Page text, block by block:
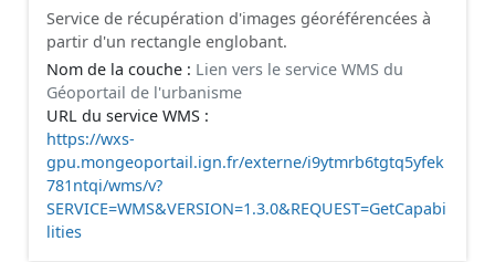
Service de récupération d'images géoréférencées à
partir d'un rectangle englobant.
Nom de la couche : Lien vers le service WMS du
Géoportail de l'urbanisme
URL du service WMS :
https://wxs-
gpu.mongeoportail.ign.fr/externe/i9ytmrb6tgtq5yfek
781ntqi/wms/v?
SERVICE=WMS&VERSION=1.3.0&REQUEST=GetCapabi
lities